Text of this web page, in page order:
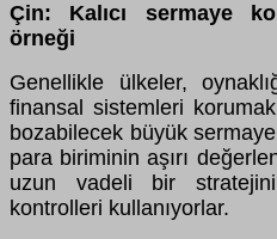
Çin: Kalıcı sermaye
örneği
Genellikle ülkeler,
finansal sistemleri
bozabilecek büyük
para biriminin aşırı
uzun vadeli bir
kontrolleri kullanıyorlar.